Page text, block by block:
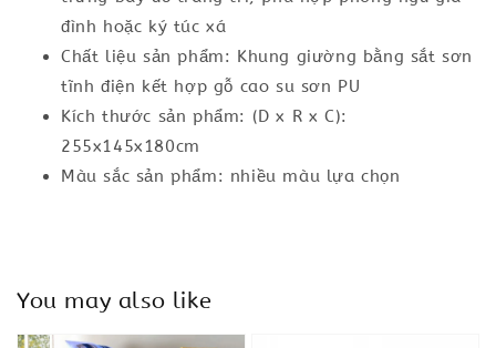
đình hoặc ký túc xá
Chất liệu sản phẩm: Khung giường bằng sắt sơn
tĩnh điện kết hợp gỗ cao su sơn PU
Kích thước sản phẩm: (D x R x C):
255x145x180cm
Màu sắc sản phẩm: nhiều màu lựa chọn
You may also like